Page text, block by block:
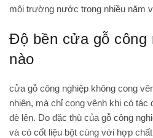
môi trường nước trong nhiều năm
Độ bền cửa gỗ công
nào
cửa gỗ công nghiệp không cong
nhiên, mà chỉ cong vênh khi có
đè lên. Do đặc thù của gỗ công
và có cốt liệu bột cùng với hợp